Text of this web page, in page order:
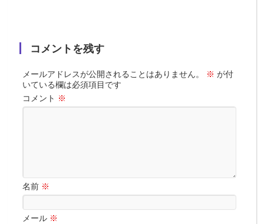
コメントを残す
メールアドレスが公開されることはありません。 ※ が付
いている欄は必須項目です
コメント ※
名前 ※
メール ※